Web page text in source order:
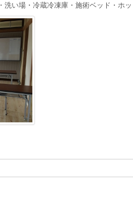
い場・冷蔵冷凍庫・施術ベッド・ホ